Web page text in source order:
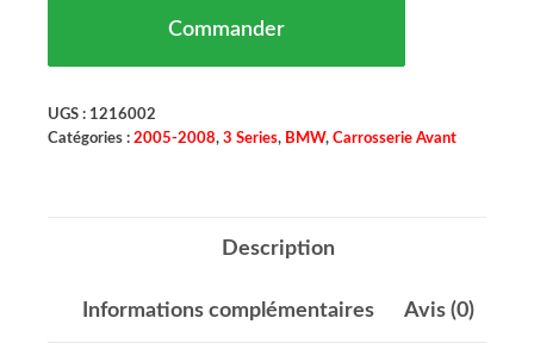
Commander
UGS : 1216002
Catégories : 2005-2008, 3 Series, BMW, Carrosserie Avant
Description
Informations complémentaires Avis (0)